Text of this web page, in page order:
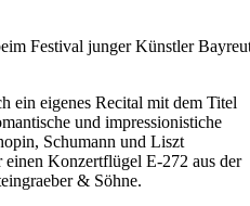
Festival junger Künstler
ein eigenes Recital mit dem Titel
und impressionistiche
Schumann und Liszt
Konzertflügel E-272 aus der
& Söhne.